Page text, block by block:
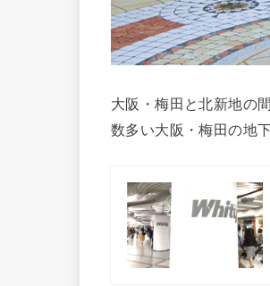
大阪・梅田と北新地の
数多い大阪・梅田の地